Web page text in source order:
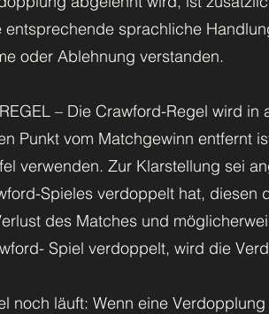
entsprechende sprachliche
oder Ablehnung verstanden.
– Die Crawford-Regel wird
Punkt vom Matchgewinn entfernt
verwenden. Zur Klarstellung sei
Spieles verdoppelt hat, diesen
des Matches und
Spiel verdoppelt, wird die
noch läuft: Wenn eine